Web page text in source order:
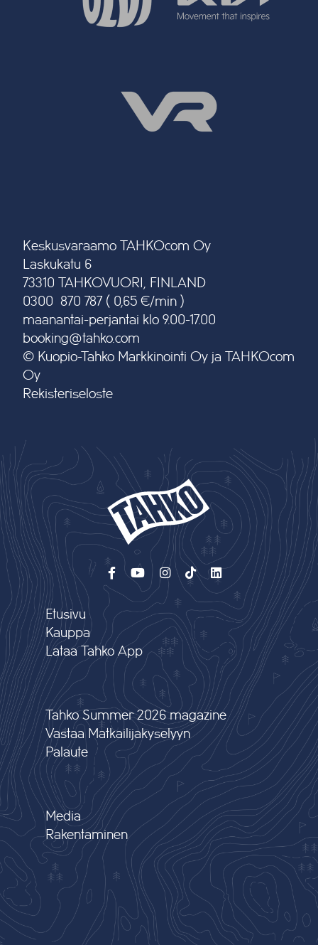
Keskusvaraamo TAHKOcom Oy
Laskukatu 6
73310 TAHKOVUORI, FINLAND
0300 870 787 ( 0,65 €/min )
maanantai-perjantai klo 9.00-17.00
booking@tahko.com
© Kuopio-Tahko Markkinointi Oy ja TAHKOcom
Oy
Rekisteriseloste
Etusivu
Kauppa
Lataa Tahko App
Tahko Summer 2026 magazine
Vastaa Matkailijakyselyyn
Palaute
Media
Rakentaminen